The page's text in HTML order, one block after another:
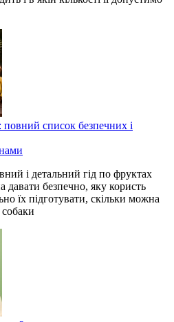
список безпечних і
і детальний гід по фруктах
давати безпечно, яку користь
їх підготувати, скільки можна